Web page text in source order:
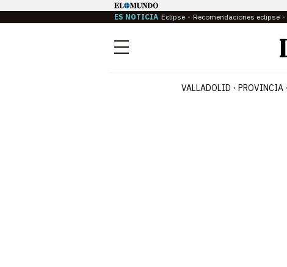
ES NOTICIA Eclipse Recomendaciones eclipse
Menú
VALLADOLID PROVINCIA